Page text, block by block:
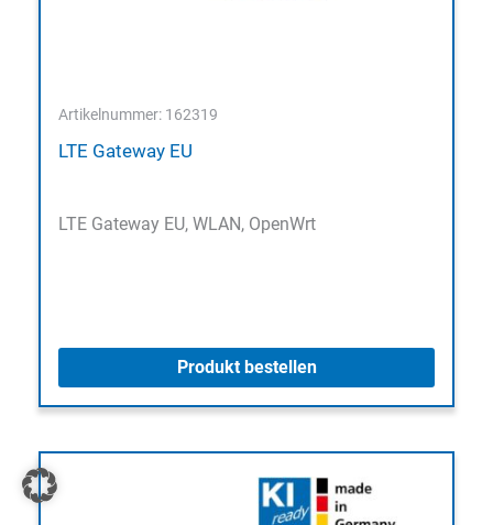
Artikelnummer: 162319
LTE Gateway EU
LTE Gateway EU, WLAN, OpenWrt
Produkt bestellen